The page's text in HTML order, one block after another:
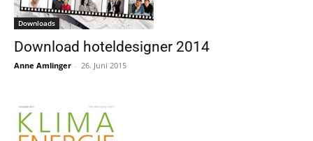
Downloads
Download hoteldesigner 2014
Anne Amlinger - 26. Juni 2015